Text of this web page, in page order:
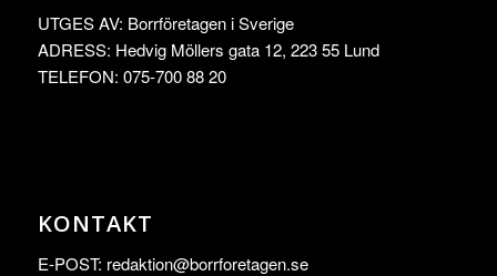
UTGES AV: Borrföretagen i Sverige
ADRESS: Hedvig Möllers gata 12, 223 55 Lund
TELEFON: 075-700 88 20
KONTAKT
E-POST: redaktion@borrforetagen.se